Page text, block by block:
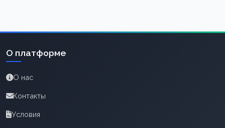
О платформе
О нас
Контакты
Условия